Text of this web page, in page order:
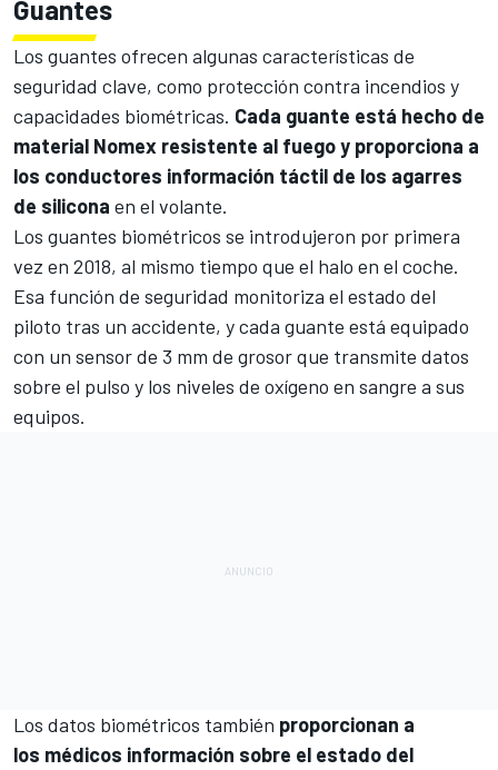
Guantes
Los guantes ofrecen algunas características de
seguridad clave, como protección contra incendios y
capacidades biométricas. Cada guante está hecho de
material Nomex resistente al fuego y proporciona a
los conductores información táctil de los agarres
de silicona en el volante.
Los guantes biométricos se introdujeron por primera
vez en 2018, al mismo tiempo que el halo en el coche.
Esa función de seguridad monitoriza el estado del
piloto tras un accidente, y cada guante está equipado
con un sensor de 3 mm de grosor que transmite datos
sobre el pulso y los niveles de oxígeno en sangre a sus
equipos.
Los datos biométricos también proporcionan a
los médicos información sobre el estado del